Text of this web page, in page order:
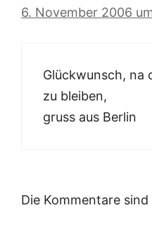
6. November 2006
Glückwunsch, na
zu bleiben,
gruss aus Berlin
Die Kommentare